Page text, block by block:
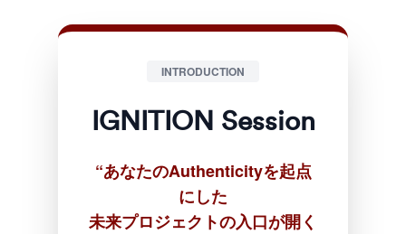
INTRODUCTION
IGNITION Session
“あなたのAuthenticityを起点
にした
未来プロジェクトの入口が開く